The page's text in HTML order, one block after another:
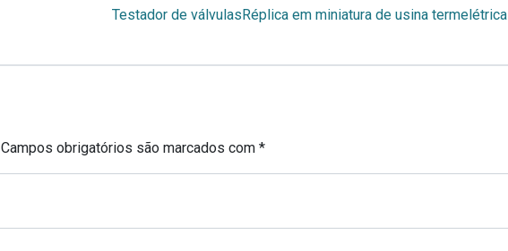
Testador de válvulas Réplica em miniatura de usina termelétrica
Campos obrigatórios são marcados com *